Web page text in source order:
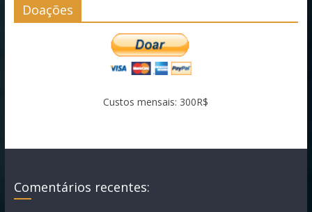
Doações
Custos mensais: 300R$
Comentários recentes: